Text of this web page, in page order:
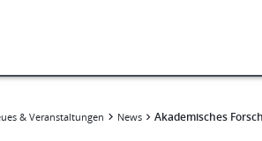
& Veranstaltungen News Akademisches